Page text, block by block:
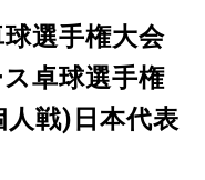
選手権大会
卓球選手権
人戦)日本代表